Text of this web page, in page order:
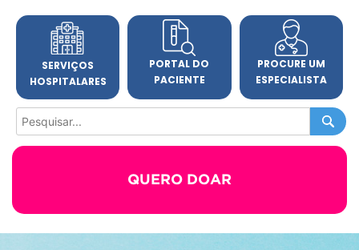
SERVIÇOS
HOSPITALARES
PORTAL DO
PACIENTE
PROCURE UM
ESPECIALISTA
QUERO DOAR